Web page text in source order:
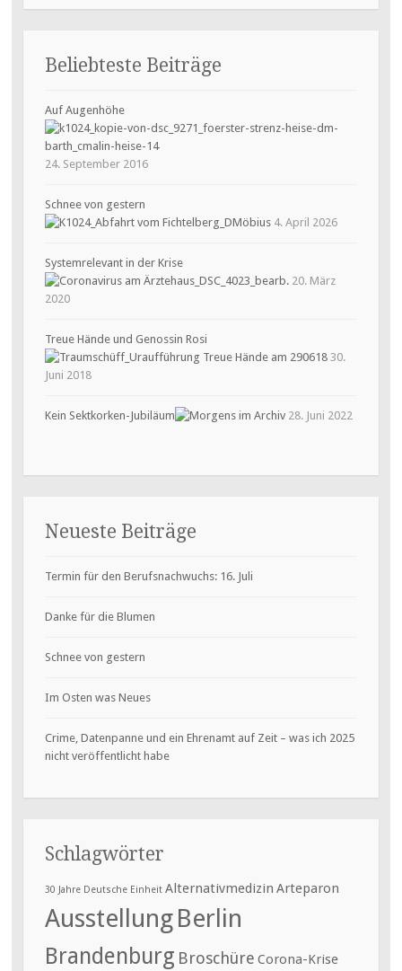
Beliebteste Beiträge
Auf Augenhöhe
24. September 2016
Schnee von gestern
4. April 2026
Systemrelevant in der Krise
20. März
2020
Treue Hände und Genossin Rosi
30.
Juni 2018
Kein Sektkorken-Jubiläum 28. Juni 2022
Neueste Beiträge
Termin für den Berufsnachwuchs: 16. Juli
Danke für die Blumen
Schnee von gestern
Im Osten was Neues
Crime, Datenpanne und ein Ehrenamt auf Zeit – was ich 2025
nicht veröffentlicht habe
Schlagwörter
30 Jahre Deutsche Einheit Alternativmedizin Arteparon
AusstellungBerlin
Brandenburg Broschüre Corona-Krise